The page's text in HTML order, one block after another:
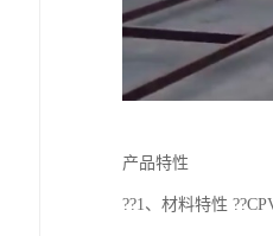
产品特性
??1、材料特性